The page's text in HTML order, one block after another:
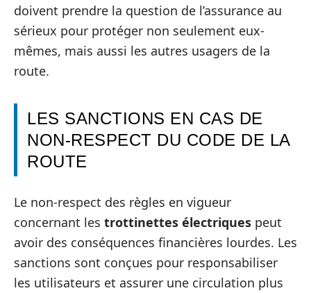
doivent prendre la question de l’assurance au
sérieux pour protéger non seulement eux-
mêmes, mais aussi les autres usagers de la
route.
LES SANCTIONS EN CAS DE
NON-RESPECT DU CODE DE LA
ROUTE
Le non-respect des règles en vigueur
concernant les trottinettes électriques peut
avoir des conséquences financières lourdes. Les
sanctions sont conçues pour responsabiliser
les utilisateurs et assurer une circulation plus